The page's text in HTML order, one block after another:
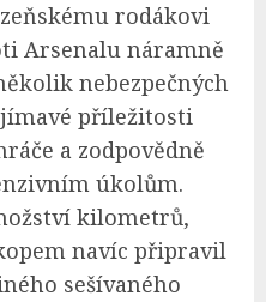
rodákovi
Arsenalu náramně
nebezpečných
příležitosti
a zodpovědně
úkolům.
kilometrů,
navíc připravil
sešívaného